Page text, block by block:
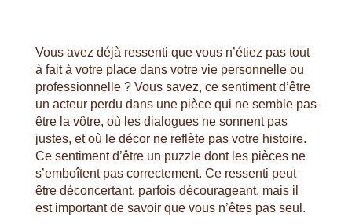
Vous avez déjà ressenti que vous n’étiez pas tout
à fait à votre place dans votre vie personnelle ou
professionnelle ? Vous savez, ce sentiment d’être
un acteur perdu dans une pièce qui ne semble pas
être la vôtre, où les dialogues ne sonnent pas
justes, et où le décor ne reflète pas votre histoire.
Ce sentiment d’être un puzzle dont les pièces ne
s’emboîtent pas correctement. Ce ressenti peut
être déconcertant, parfois décourageant, mais il
est important de savoir que vous n’êtes pas seul.